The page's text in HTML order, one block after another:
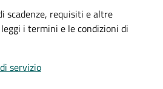
scadenze, requisiti e altre
i termini e le condizioni di
servizio